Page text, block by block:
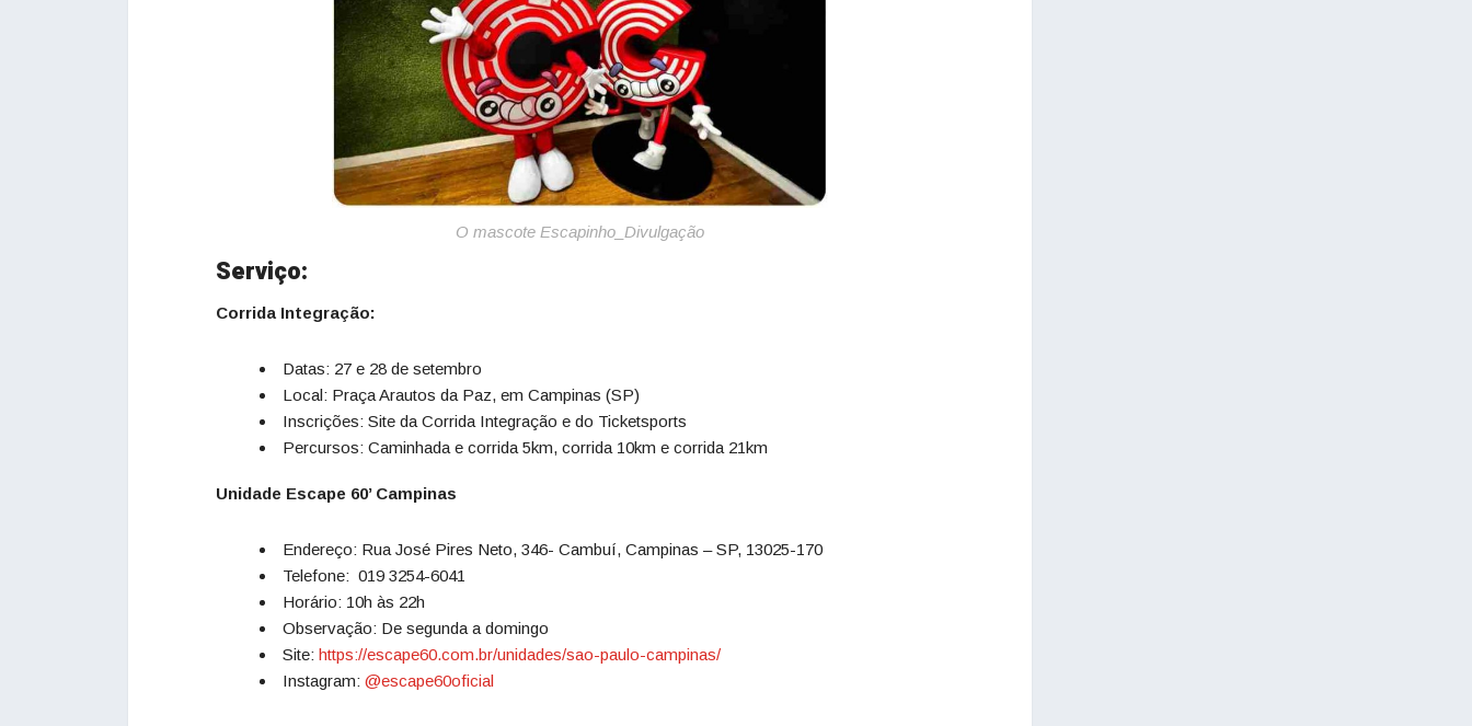
O mascote Escapinho_Divulgação
Serviço:
Corrida Integração:
Datas: 27 e 28 de setembro
Local: Praça Arautos da Paz, em Campinas (SP)
Inscrições: Site da Corrida Integração e do Ticketsports
Percursos: Caminhada e corrida 5km, corrida 10km e corrida 21km
Unidade Escape 60’ Campinas
Endereço: Rua José Pires Neto, 346- Cambuí, Campinas – SP, 13025-170
Telefone: 019 3254-6041
Horário: 10h às 22h
Observação: De segunda a domingo
Site: https://escape60.com.br/unidades/sao-paulo-campinas/
Instagram: @escape60oficial